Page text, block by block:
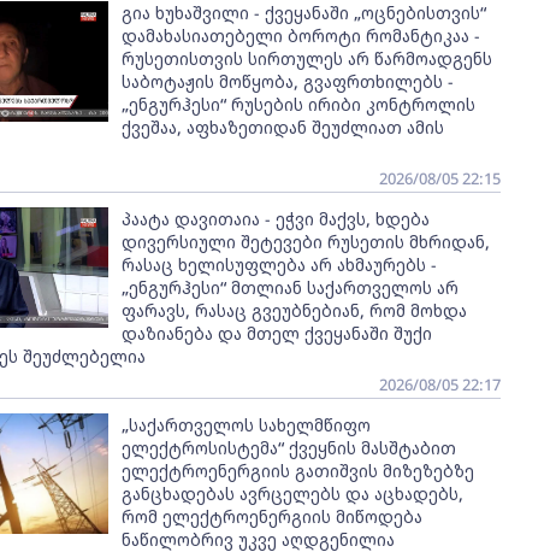
გია ხუხაშვილი - ქვეყანაში „ოცნებისთვის“
დამახასიათებელი ბოროტი რომანტიკაა -
რუსეთისთვის სირთულეს არ წარმოადგენს
საბოტაჟის მოწყობა, გვაფრთხილებს -
„ენგურჰესი“ რუსების ირიბი კონტროლის
ქვეშაა, აფხაზეთიდან შეუძლიათ ამის
2026/08/05 22:15
პაატა დავითაია - ეჭვი მაქვს, ხდება
დივერსიული შეტევები რუსეთის მხრიდან,
რასაც ხელისუფლება არ ახმაურებს -
„ენგურჰესი“ მთლიან საქართველოს არ
ფარავს, რასაც გვეუბნებიან, რომ მოხდა
დაზიანება და მთელ ქვეყანაში შუქი
შეუძლებელია
2026/08/05 22:17
„საქართველოს სახელმწიფო
ელექტროსისტემა“ ქვეყნის მასშტაბით
ელექტროენერგიის გათიშვის მიზეზებზე
განცხადებას ავრცელებს და აცხადებს,
რომ ელექტროენერგიის მიწოდება
ნაწილობრივ უკვე აღდგენილია